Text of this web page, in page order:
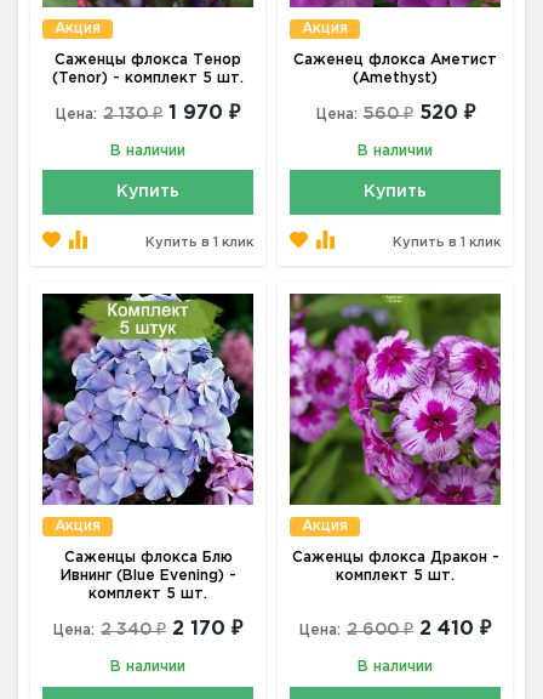
Акция
Саженцы флокса Тенор
(Tenor) - комплект 5 шт.
Цена: 2 130 ₽ 1 970 ₽
В наличии
Купить
Купить в 1 клик
Акция
Саженец флокса Аметист
(Amethyst)
Цена: 560 ₽ 520 ₽
В наличии
Купить
Купить в 1 клик
Акция
Саженцы флокса Блю
Ивнинг (Blue Evening) -
комплект 5 шт.
Цена: 2 340 ₽ 2 170 ₽
В наличии
Акция
Саженцы флокса Дракон -
комплект 5 шт.
Цена: 2 600 ₽ 2 410 ₽
В наличии